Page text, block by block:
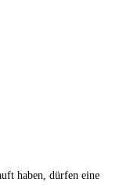
haben, dürfen eine